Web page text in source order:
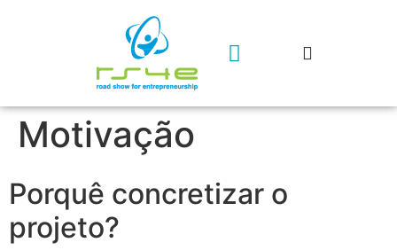
Motivação
Porquê concretizar o
projeto?